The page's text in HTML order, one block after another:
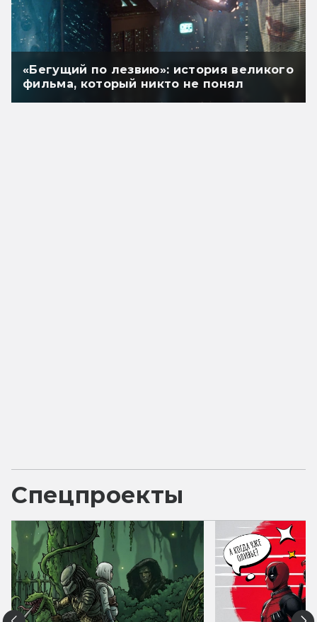
«Бегущий по лезвию»: история великого
фильма, который никто не понял
Спецпроекты